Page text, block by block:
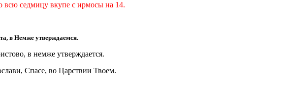
всю седмицу вкупе с ирмосы на 14.
в Немже утверждаемся.
в немже утверждается.
Спасе, во Царствии Твоем.